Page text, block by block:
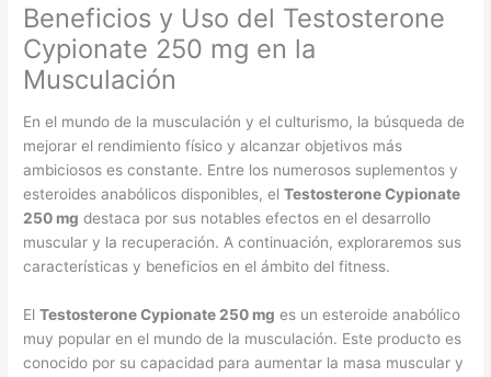
Beneficios y Uso del Testosterone
Cypionate 250 mg en la
Musculación
En el mundo de la musculación y el culturismo, la búsqueda de
mejorar el rendimiento físico y alcanzar objetivos más
ambiciosos es constante. Entre los numerosos suplementos y
esteroides anabólicos disponibles, elTestosterone Cypionate
250 mg destaca por sus notables efectos en el desarrollo
muscular y la recuperación. A continuación, exploraremos sus
características y beneficios en el ámbito del fitness.
ElTestosterone Cypionate 250 mg es un esteroide anabólico
muy popular en el mundo de la musculación. Este producto es
conocido por su capacidad para aumentar la masa muscular y